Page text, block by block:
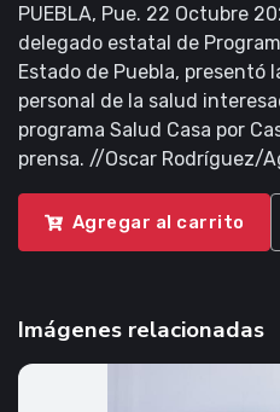
PUEBLA, Pue. 22 Octubre
delegado estatal de
Estado de Puebla, presentó
personal de la salud
programa Salud Casa por
prensa. //Oscar Rodríguez/
Agregar al carrito
Imágenes relacionadas